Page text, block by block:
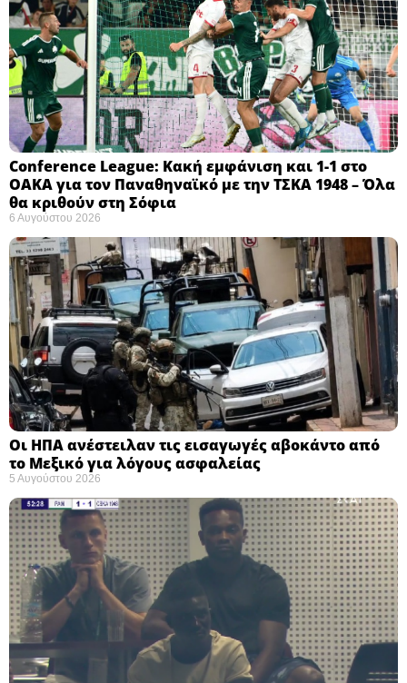
Conference League: Κακή εμφάνιση και 1-1 στο
ΟΑΚΑ για τον Παναθηναϊκό με την ΤΣΚΑ 1948 – Όλα
θα κριθούν στη Σόφια ​
6 Αυγούστου 2026
Οι ΗΠΑ ανέστειλαν τις εισαγωγές αβοκάντο από
το Μεξικό για λόγους ασφαλείας
5 Αυγούστου 2026